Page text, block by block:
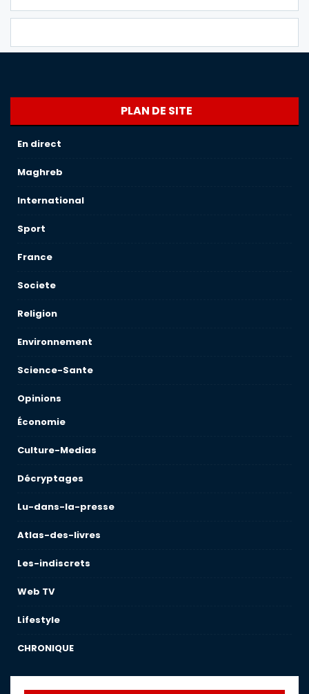
PLAN DE SITE
En direct
Maghreb
International
Sport
France
Societe
Religion
Environnement
Science-Sante
Opinions
Économie
Culture-Medias
Décryptages
Lu-dans-la-presse
Atlas-des-livres
Les-indiscrets
Web TV
Lifestyle
CHRONIQUE